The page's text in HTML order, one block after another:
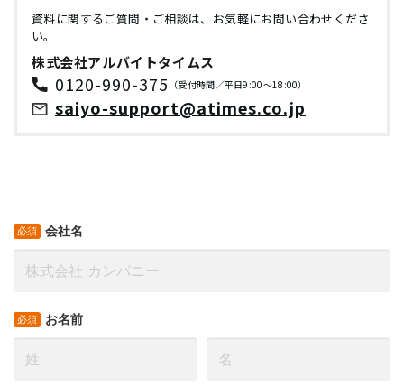
資料に関するご質問・ご相談は、お気軽にお問い合わせくださ
い。
株式会社アルバイトタイムス
0120-990-375 （受付時間／平日9:00～18:00）
saiyo-support@atimes.co.jp